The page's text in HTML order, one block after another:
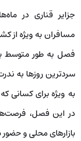
جزایر قناری در
مسافران به ویژه از
به ‌ویژه برای کسانی
در این فصل،
بازارهای محلی و